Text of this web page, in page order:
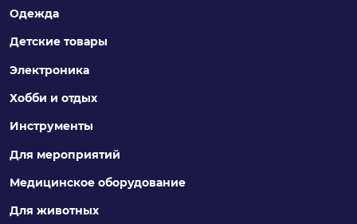
Одежда
Детские товары
Электроника
Хобби и отдых
Инструменты
Для мероприятий
Медицинское оборудование
Для животных